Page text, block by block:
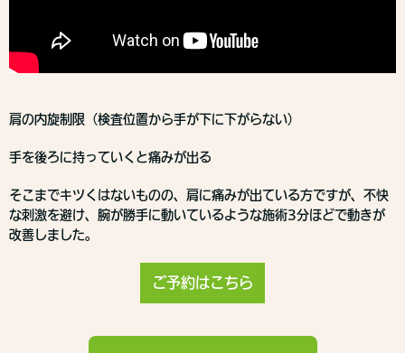
肩の内旋制限（検査位置から手が下に下がらない）
手を後ろに持っていくと痛みが出る
そこまでキツくはないものの、肩に痛みが出ている方ですが、不快
な刺激を避け、腕が勝手に動いているような施術3分ほどで動きが
改善しました。
ご予約はこちら